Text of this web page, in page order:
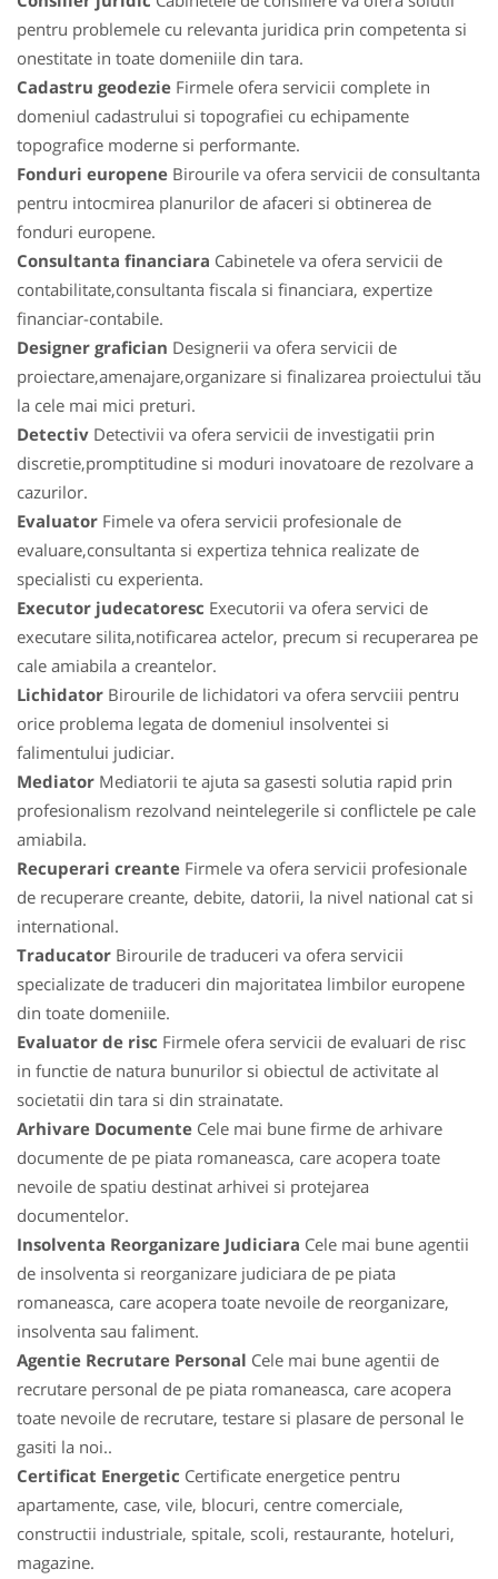
pentru problemele cu relevanta juridica prin competenta si
onestitate in toate domeniile din tara.
Cadastru geodezie Firmele ofera servicii complete in
domeniul cadastrului si topografiei cu echipamente
topografice moderne si performante.
Fonduri europene Birourile va ofera servicii de consultanta
pentru intocmirea planurilor de afaceri si obtinerea de
fonduri europene.
Consultanta financiara Cabinetele va ofera servicii de
contabilitate,consultanta fiscala si financiara, expertize
financiar-contabile.
Designer grafician Designerii va ofera servicii de
proiectare,amenajare,organizare si finalizarea proiectului tău
la cele mai mici preturi.
Detectiv Detectivii va ofera servicii de investigatii prin
discretie,promptitudine si moduri inovatoare de rezolvare a
cazurilor.
Evaluator Fimele va ofera servicii profesionale de
evaluare,consultanta si expertiza tehnica realizate de
specialisti cu experienta.
Executor judecatoresc Executorii va ofera servici de
executare silita,notificarea actelor, precum si recuperarea pe
cale amiabila a creantelor.
Lichidator Birourile de lichidatori va ofera servciii pentru
orice problema legata de domeniul insolventei si
falimentului judiciar.
Mediator Mediatorii te ajuta sa gasesti solutia rapid prin
profesionalism rezolvand neintelegerile si conflictele pe cale
amiabila.
Recuperari creante Firmele va ofera servicii profesionale
de recuperare creante, debite, datorii, la nivel national cat si
international.
Traducator Birourile de traduceri va ofera servicii
specializate de traduceri din majoritatea limbilor europene
din toate domeniile.
Evaluator de risc Firmele ofera servicii de evaluari de risc
in functie de natura bunurilor si obiectul de activitate al
societatii din tara si din strainatate.
Arhivare Documente Cele mai bune firme de arhivare
documente de pe piata romaneasca, care acopera toate
nevoile de spatiu destinat arhivei si protejarea
documentelor.
Insolventa Reorganizare Judiciara Cele mai bune agentii
de insolventa si reorganizare judiciara de pe piata
romaneasca, care acopera toate nevoile de reorganizare,
insolventa sau faliment.
Agentie Recrutare Personal Cele mai bune agentii de
recrutare personal de pe piata romaneasca, care acopera
toate nevoile de recrutare, testare si plasare de personal le
gasiti la noi..
Certificat Energetic Certificate energetice pentru
apartamente, case, vile, blocuri, centre comerciale,
constructii industriale, spitale, scoli, restaurante, hoteluri,
magazine.